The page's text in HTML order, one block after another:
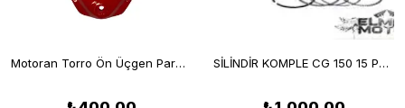
Motoran Torro Ön Üçgen Parça Kırmızı SİLİNDİR KOMPLE CG 150 15 PERNO